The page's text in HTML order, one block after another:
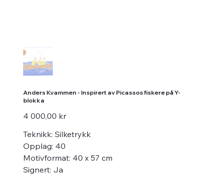
Anders Kvammen - Inspirert av Picassos fiskere på Y-
blokka
Pris
4 000,00 kr
Teknikk: Silketrykk
Opplag: 40
Motivformat: 40 x 57 cm
Signert: Ja